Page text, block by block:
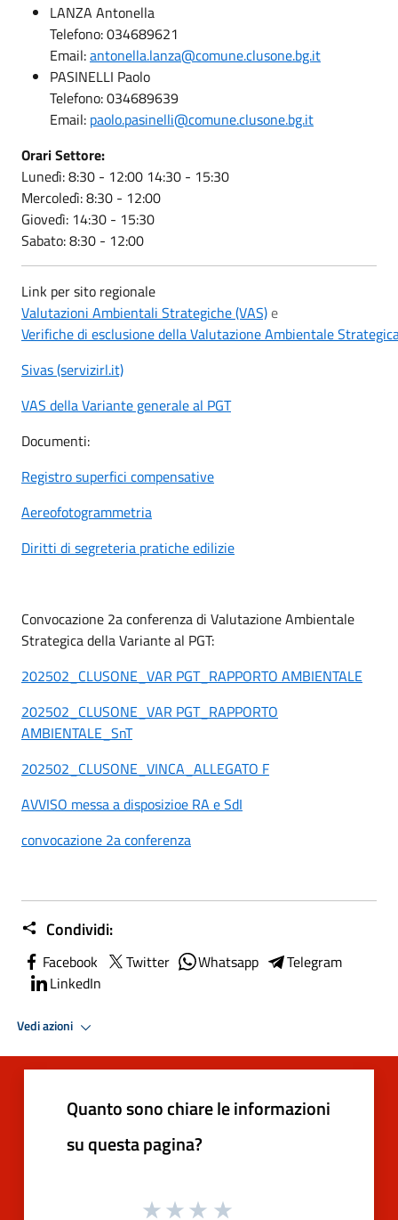
LANZA Antonella
Telefono: 034689621
Email:antonella.lanza@comune.clusone.bg.it
PASINELLI Paolo
Telefono: 034689639
Email: paolo.pasinelli@comune.clusone.bg.it
Orari Settore:
Lunedì: 8:30 - 12:00 14:30 - 15:30
Mercoledì: 8:30 - 12:00
Giovedì: 14:30 - 15:30
Sabato: 8:30 - 12:00
Link per sito regionale
Valutazioni Ambientali Strategiche (VAS)e
Verifiche di esclusione della Valutazione Ambientale
Sivas (servizirl.it)
VAS della Variante generale al PGT
Documenti:
Registro superfici compensative
Aereofotogrammetria
Diritti di segreteria pratiche edilizie
Convocazione 2a conferenza di Valutazione Ambientale
Strategica della Variante al PGT:
202502_CLUSONE_VAR PGT_RAPPORTO AMBIENTALE
202502_CLUSONE_VAR PGT_RAPPORTO
AMBIENTALE_SnT
202502_CLUSONE_VINCA_ALLEGATO F
AVVISO messa a disposizioe RA e SdI
convocazione 2a conferenza
Condividi:
Facebook Twitter Whatsapp
Telegram
LinkedIn
Vedi azioni
Quanto sono chiare le informazioni
su questa pagina?